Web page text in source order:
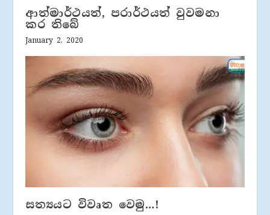
ආත්මාර්ථයත්, පරාර්ථයත් වුවමනා
කර තිබේ
January 2, 2020
සත්‍යයට විවෘත වෙමු…!